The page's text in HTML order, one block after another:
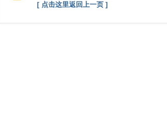
[ 点击这里返回上一页 ]